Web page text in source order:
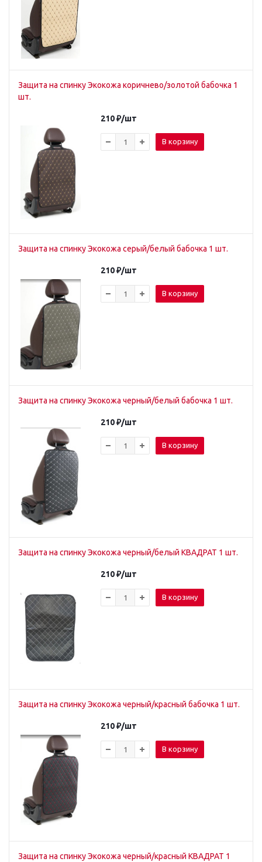
Защита на спинку Экокожа коричнево/золотой бабочка 1
шт.
210₽/шт
В корзину
Защита на спинку Экокожа серый/белый бабочка 1 шт.
210₽/шт
В корзину
Защита на спинку Экокожа черный/белый бабочка 1 шт.
210₽/шт
В корзину
Защита на спинку Экокожа черный/белый КВАДРАТ 1 шт.
210₽/шт
В корзину
Защита на спинку Экокожа черный/красный бабочка 1 шт.
210₽/шт
В корзину
Защита на спинку Экокожа черный/красный КВАДРАТ 1